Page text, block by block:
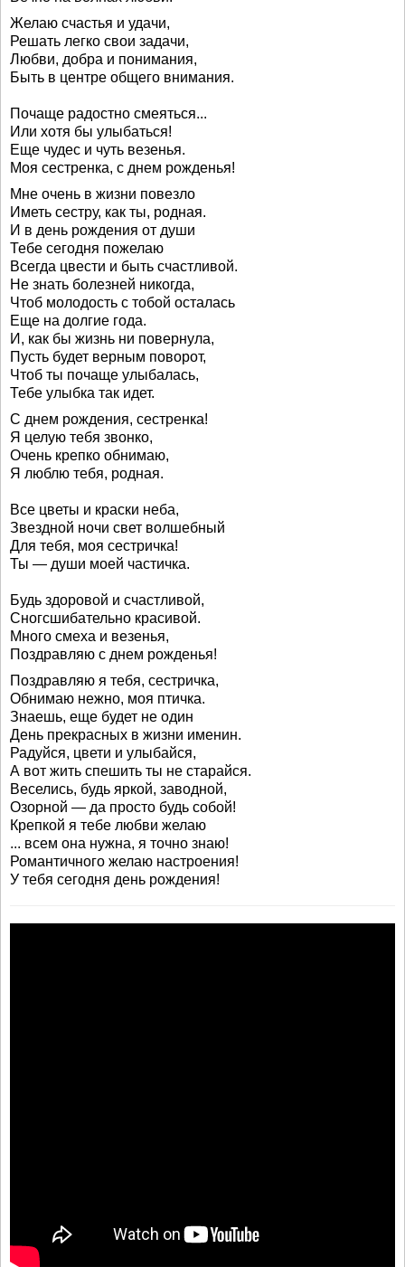
Желаю счастья и удачи,
Решать легко свои задачи,
Любви, добра и понимания,
Быть в центре общего внимания.
Почаще радостно смеяться...
Или хотя бы улыбаться!
Еще чудес и чуть везенья.
Моя сестренка, с днем рожденья!
Мне очень в жизни повезло
Иметь сестру, как ты, родная.
И в день рождения от души
Тебе сегодня пожелаю
Всегда цвести и быть счастливой.
Не знать болезней никогда,
Чтоб молодость с тобой осталась
Еще на долгие года.
И, как бы жизнь ни повернула,
Пусть будет верным поворот,
Чтоб ты почаще улыбалась,
Тебе улыбка так идет.
С днем рождения, сестренка!
Я целую тебя звонко,
Очень крепко обнимаю,
Я люблю тебя, родная.
Все цветы и краски неба,
Звездной ночи свет волшебный
Для тебя, моя сестричка!
Ты — души моей частичка.
Будь здоровой и счастливой,
Сногсшибательно красивой.
Много смеха и везенья,
Поздравляю с днем рожденья!
Поздравляю я тебя, сестричка,
Обнимаю нежно, моя птичка.
Знаешь, еще будет не один
День прекрасных в жизни именин.
Радуйся, цвети и улыбайся,
А вот жить спешить ты не старайся.
Веселись, будь яркой, заводной,
Озорной — да просто будь собой!
Крепкой я тебе любви желаю
... всем она нужна, я точно знаю!
Романтичного желаю настроения!
У тебя сегодня день рождения!